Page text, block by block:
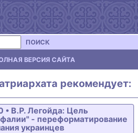
ПОИСК
ВЕРСИЯ САЙТА
рекомендует:
• В.Р. Легойда: Цель
- переформатирование
украинцев